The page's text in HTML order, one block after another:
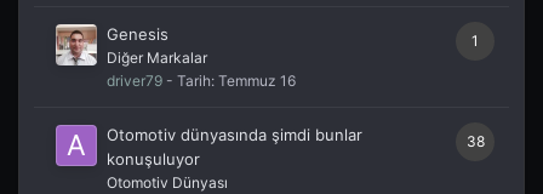
1
Genesis
Diğer Markalar
driver79 - Tarih: Temmuz 16
38
Otomotiv dünyasında şimdi bunlar
konuşuluyor
Otomotiv Dünyası